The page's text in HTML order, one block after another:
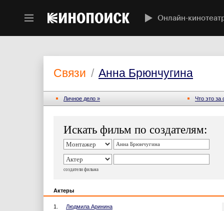
Онлайн-
Связи / Анна Брюнчугина
Личное дело » Что это за
Искать фильм по создателям:
создатели фильма
Актеры
1. Людмила Аринина